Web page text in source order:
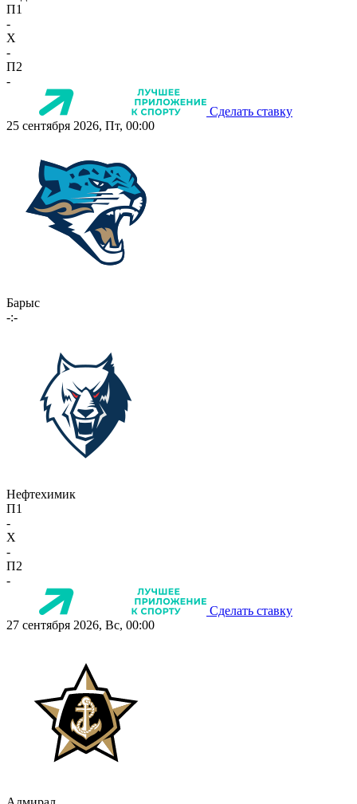
П1
-
X
-
П2
-
Сделать ставку
25 сентября 2026, Пт, 00:00
Барыс
-:-
Нефтехимик
П1
-
X
-
П2
-
Сделать ставку
27 сентября 2026, Вс, 00:00